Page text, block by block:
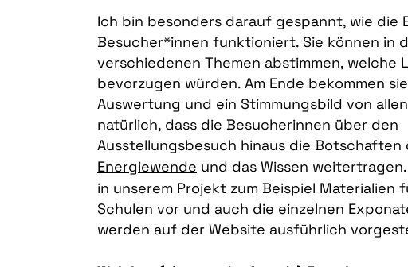
Ich bin besonders darauf gespannt, wie die
Besucher*innen funktioniert. Sie können in
verschiedenen Themen abstimmen, welche
bevorzugen würden. Am Ende bekommen
Auswertung und ein Stimmungsbild von
natürlich, dass die Besucherinnen über den
Ausstellungsbesuch hinaus die Botschaften
Energiewende und das Wissen
in unserem Projekt zum Beispiel Materialien
Schulen vor und auch die einzelnen
werden auf der Website ausführlich